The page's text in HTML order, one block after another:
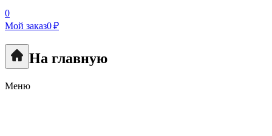
0
Мой заказ0 ₽
На главную
Меню